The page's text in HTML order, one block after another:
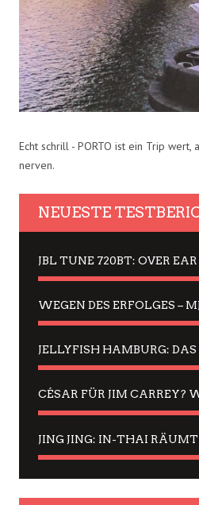
Echt schrill - PORTO ist ein Trip wert,
nerven.
NEUESTE